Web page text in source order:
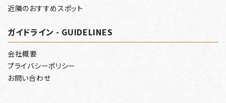
近隣のおすすめスポット
ガイドライン - GUIDELINES
会社概要
プライバシーポリシー
お問い合わせ